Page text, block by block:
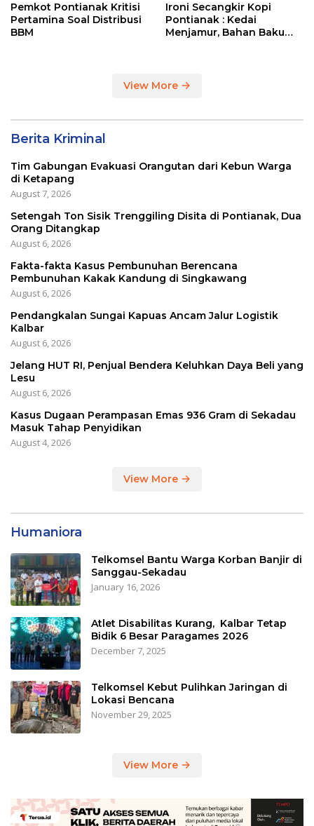
Pemkot Pontianak Kritisi
Pertamina Soal Distribusi
BBM
Ironi Secangkir Kopi
Pontianak : Kedai
Menjamur, Bahan Baku
View More
Berita Kriminal
Tim Gabungan Evakuasi Orangutan dari Kebun Warga
di Ketapang
August 7, 2026
Setengah Ton Sisik Trenggiling Disita di Pontianak, Dua
Orang Ditangkap
August 6, 2026
Fakta-fakta Kasus Pembunuhan Berencana
Pembunuhan Kakak Kandung di Singkawang
August 6, 2026
Pendangkalan Sungai Kapuas Ancam Jalur Logistik
Kalbar
August 6, 2026
Jelang HUT RI, Penjual Bendera Keluhkan Daya Beli yang
Lesu
August 6, 2026
Kasus Dugaan Perampasan Emas 936 Gram di Sekadau
Masuk Tahap Penyidikan
August 4, 2026
View More
Humaniora
Telkomsel Bantu Warga Korban Banjir di
Sanggau-Sekadau
January 16, 2026
Atlet Disabilitas Kurang, Kalbar Tetap
Bidik 6 Besar Paragames 2026
December 7, 2025
Telkomsel Kebut Pulihkan Jaringan di
Lokasi Bencana
November 29, 2025
View More